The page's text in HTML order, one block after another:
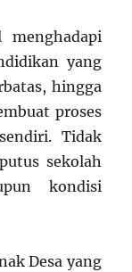
yang
hingga
proses
Tidak
sekolah
kondisi
Desa yang